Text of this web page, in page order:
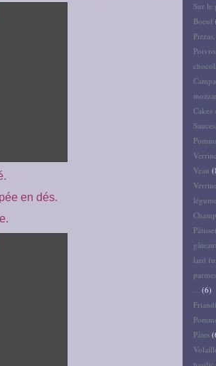
en dés.
Sur le
Boeuf
Cakes
Veau
lard
... (6)
Pâtes